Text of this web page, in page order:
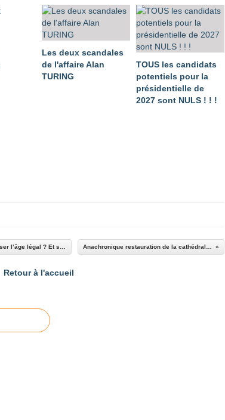
Les deux scandales
de l'affaire Alan
TURING
TOUS les candidats
potentiels pour la
présidentielle de
2027 sont NULS ! ! !
Retour à l'accueil